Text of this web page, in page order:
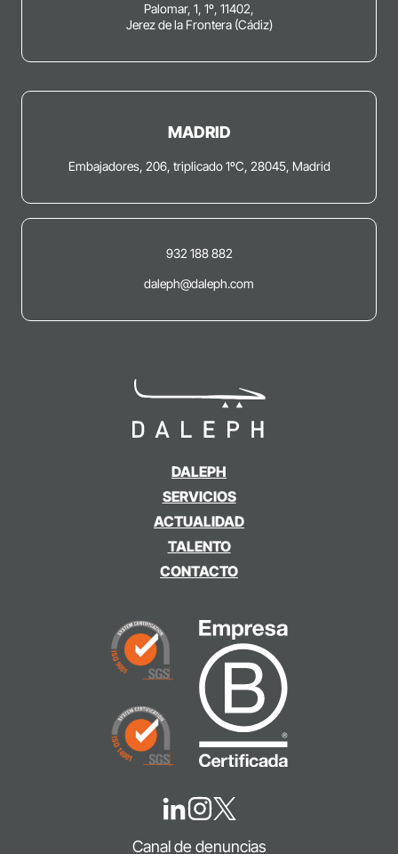
DALEPH
SERVICIOS
ACTUALIDAD
TALENTO
CONTACTO
Palomar, 1, 1º, 11402,
Jerez de la Frontera (Cádiz)
MADRID
Embajadores, 206, triplicado 1ºC, 28045, Madrid
932 188 882
daleph@daleph.com
Canal de denuncias